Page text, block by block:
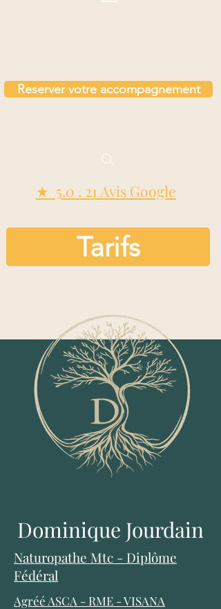
Dominique Jourdain
Naturopathe Mtc - Diplôme
Fédéral
Agréé ASCA - RME -VISANA
Reserver votre accompagnement
★ 5.0 . 21 Avis Google
Tarifs